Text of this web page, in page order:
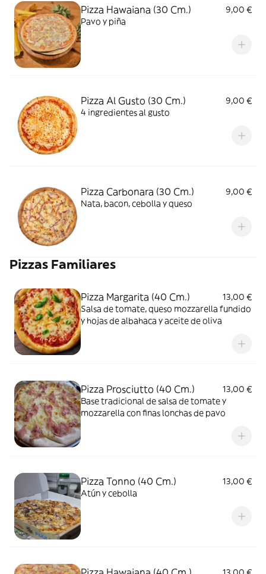
Pizza Hawaiana (30 Cm.)
9,00 €
Pavo y piña
Pizza Al Gusto (30 Cm.)
9,00 €
4 ingredientes al gusto
Pizza Carbonara (30 Cm.)
9,00 €
Nata, bacon, cebolla y queso
Pizzas Familiares
Pizza Margarita (40 Cm.)
13,00 €
Salsa de tomate, queso mozzarella fundido
y hojas de albahaca y aceite de oliva
Pizza Prosciutto (40 Cm.)
13,00 €
Base tradicional de salsa de tomate y
mozzarella con finas lonchas de pavo
Pizza Tonno (40 Cm.)
13,00 €
Atún y cebolla